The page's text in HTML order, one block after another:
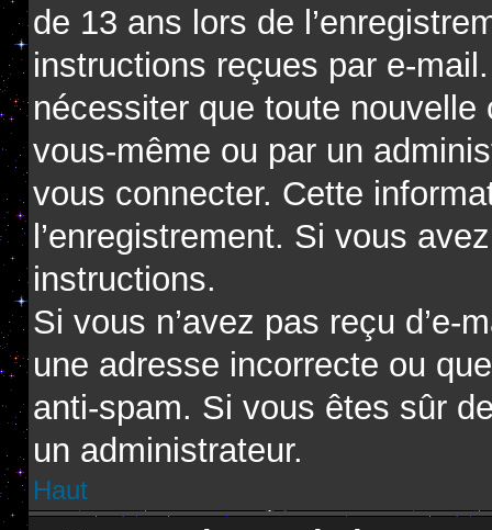
de 13 ans lors de
instructions reçues par e-
nécessiter que toute
vous-même ou par un
vous connecter. Cette
l’enregistrement. Si vous
instructions.
Si vous n’avez pas reçu
une adresse incorrecte ou
anti-spam. Si vous êtes sûr
un administrateur.
Haut